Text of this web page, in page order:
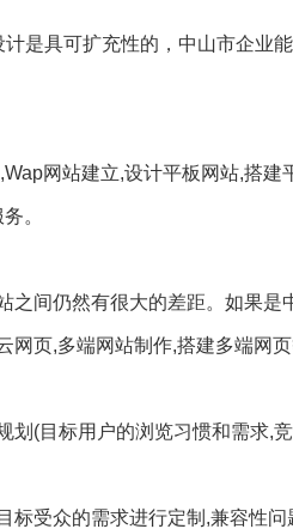
是具可扩充性的，中山市企业
网站建立,设计平板网站,搭
。
间仍然有很大的差距。如果是
页,多端网站制作,搭建多端网页
(目标用户的浏览习惯和需求,
受众的需求进行定制,兼容性问